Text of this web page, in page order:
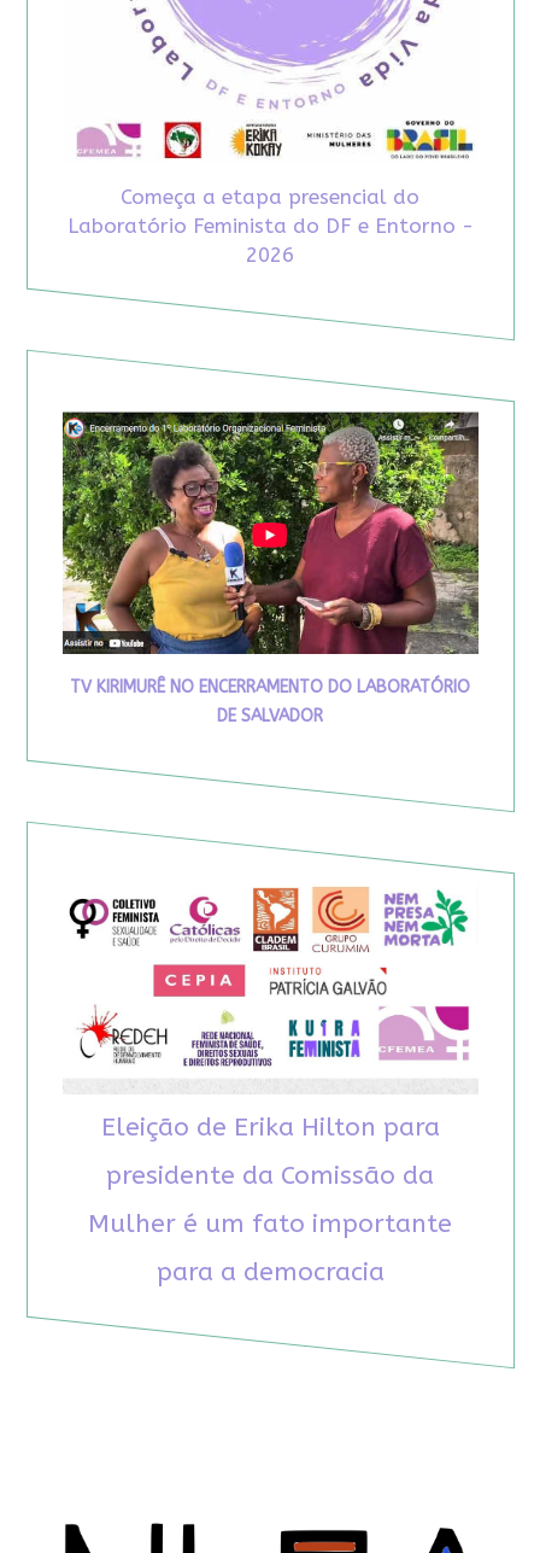
Começa a etapa presencial do
Laboratório Feminista do DF e Entorno -
2026
TV KIRIMURÊ NO ENCERRAMENTO DO LABORATÓRIO
DE SALVADOR
Eleição de Erika Hilton para
presidente da Comissão da
Mulher é um fato importante
para a democracia